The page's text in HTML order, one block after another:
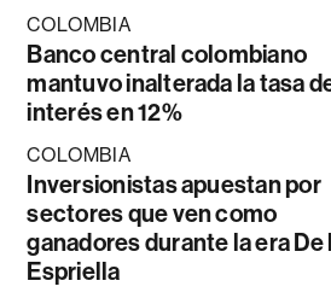
COLOMBIA
Banco central colombiano
mantuvo inalterada la tasa
interés en 12%
COLOMBIA
Inversionistas apuestan por
sectores que ven como
ganadores durante la era De
Espriella